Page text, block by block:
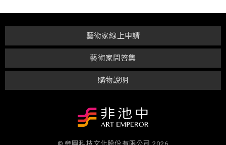
購物說明
藝術家問答集
藝術家線上申請